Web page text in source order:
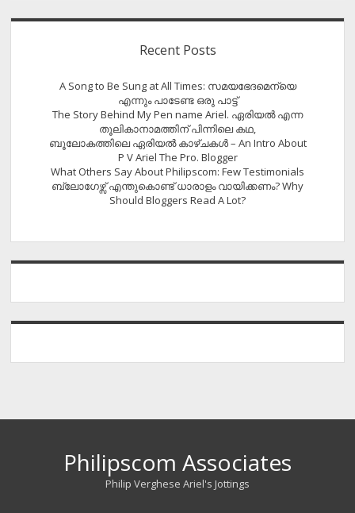
Recent Posts
A Song to Be Sung at All Times: സമയഭേദമെന്യെ
എന്നും പാടേണ്ട ഒരു പാട്ട്
The Story Behind My Pen name Ariel. ഏരിയൽ എന്ന
തൂലികാനാമത്തിന് പിന്നിലെ കഥ,
ബൂലോകത്തിലെ ഏരിയല്‍ കാഴ്ചകള്‍ – An Intro About
P V Ariel The Pro. Blogger
What Others Say About Philipscom: Few Testimonials
ബ്ലോഗേഴ്സ് എന്തുകൊണ്ട് ധാരാളം വായിക്കണം? Why
Should Bloggers Read A Lot?
Philipscom Associates
Philip Verghese Ariel's Jottings